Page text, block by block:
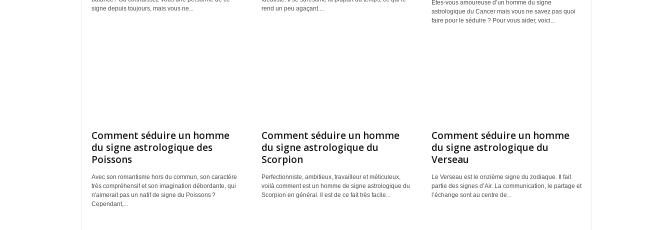
signe depuis toujours, mais vous ne...
rend un peu agaçant....
Êtes-vous amoureuse d’un homme du signe
astrologique du Cancer mais vous ne savez pas quoi
faire pour le séduire ? Pour vous aider, voici...
Comment séduire un homme
du signe astrologique des
Poissons
Avec son romantisme hors du commun, son caractère
très compréhensif et son imagination débordante, qui
n'aimerait pas un natif de signe du Poissons ?
Cependant,...
Comment séduire un homme
du signe astrologique du
Scorpion
Perfectionniste, ambitieux, travailleur et méticuleux,
voilà comment est un homme de signe astrologique du
Scorpion en général. Il est de ce fait très facile...
Comment séduire un homme
du signe astrologique du
Verseau
Le Verseau est le onzième signe du zodiaque. Il fait
partie des signes d’Air. La communication, le partage et
l’échange sont au centre de...